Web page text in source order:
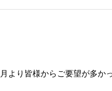
らご要望が多かった「